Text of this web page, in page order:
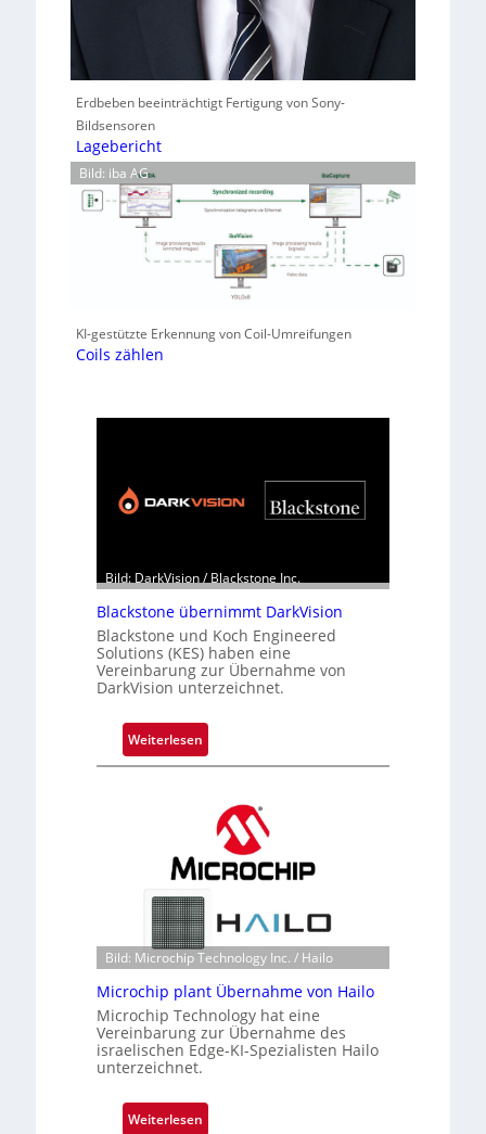
Erdbeben beeinträchtigt Fertigung von Sony-
Bildsensoren
Lagebericht
Bild: iba AG
KI-gestützte Erkennung von Coil-Umreifungen
Coils zählen
Bild: DarkVision / Blackstone Inc.
Blackstone übernimmt DarkVision
Blackstone und Koch Engineered
Solutions (KES) haben eine
Vereinbarung zur Übernahme von
DarkVision unterzeichnet.
Weiterlesen
B
s
t
o
n
e
ü
b
e
r
i
Bild: Microchip Technology Inc. / Hailo
Microchip plant Übernahme von Hailo
Microchip Technology hat eine
Vereinbarung zur Übernahme des
israelischen Edge-KI-Spezialisten Hailo
unterzeichnet.
Weiterlesen